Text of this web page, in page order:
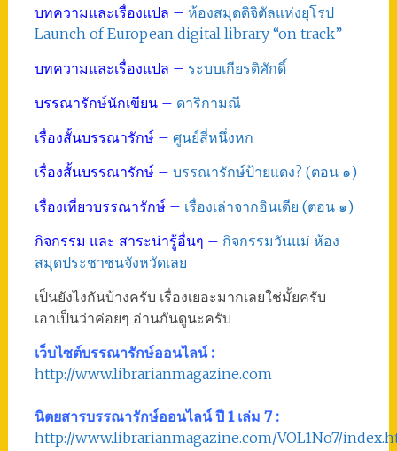
บทความและเรื่องแปล – ห้องสมุดดิจิตัลแห่งยุโรป
Launch of European digital library “on track”
บทความและเรื่องแปล – ระบบเกียรติศักดิ์
บรรณารักษ์นักเขียน – ดาริกามณี
เรื่องสั้นบรรณารักษ์ – ศูนย์สี่หนึ่งหก
เรื่องสั้นบรรณารักษ์ – บรรณารักษ์ป้ายแดง? (ตอน ๑)
เรื่องเที่ยวบรรณารักษ์ – เรื่องเล่าจากอินเดีย (ตอน ๑)
กิจกรรม และ สาระน่ารู้อื่นๆ – กิจกรรมวันแม่ ห้อง
สมุดประชาชนจังหวัดเลย
เป็นยังไงกันบ้างครับ เรื่องเยอะมากเลยใช่มั้ยครับ
เอาเป็นว่าค่อยๆ อ่านกันดูนะครับ
เว็บไซต์บรรณารักษ์ออนไลน์ :
http://www.librarianmagazine.com
นิตยสารบรรณารักษ์ออนไลน์ ปี 1 เล่ม 7 :
http://www.librarianmagazine.com/VOL1No7/